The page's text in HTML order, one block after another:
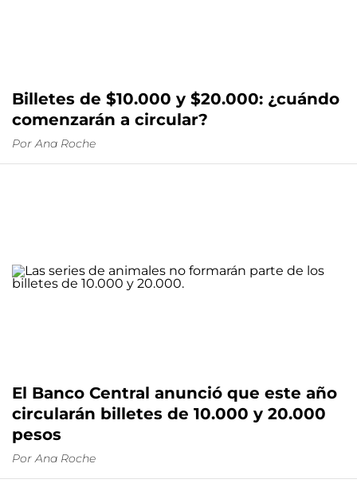
Billetes de $10.000 y $20.000: ¿cuándo
comenzarán a circular?
Por Ana Roche
El Banco Central anunció que este año
circularán billetes de 10.000 y 20.000
pesos
Por Ana Roche